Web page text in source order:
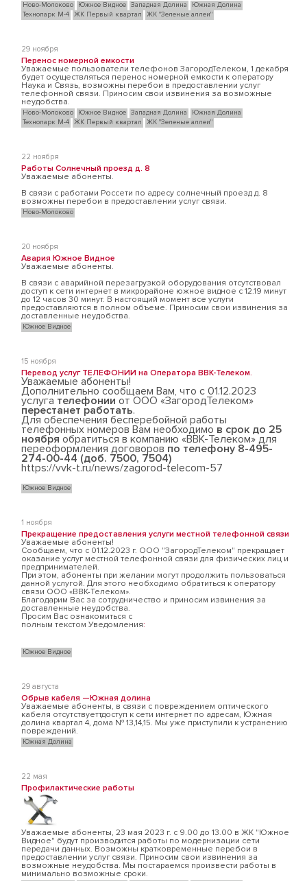
Ново-Молоково Южное Видное Западная Долина
Южная Долина
Технопарк М-4 ЖК Первый квартал ЖК "Зеленые аллеи"
29 ноября
Перенос номерной емкости
Уважаемые пользователи телефонов ЗагородТелеком, 1 декабря
будет осуществляться перенос номерной емкости к оператору
Наука и Связь, возможны перебои в предоставлении услуг
телефонной связи. Приносим свои извинения за возможные
неудобства.
Ново-Молоково Южное Видное Западная Долина
Южная Долина
Технопарк М-4 ЖК Первый квартал ЖК "Зеленые аллеи"
22 ноября
Работы Солнечный проезд д. 8
Уважаемые абоненты.
В связи с работами Россети по адресу солнечный проезд д. 8
возможны перебои в предоставлении услуг связи.
Ново-Молоково
20 ноября
Авария Южное Видное
Уважаемые абоненты.
В связи с аварийной перезагрузкой оборудования отсутствовал
доступ к сети интернет в микрорайоне южное видное с 12.19 минут
до 12 часов 30 минут. В настоящий момент все услуги
предоставляются в полном объеме. Приносим свои извинения за
доставленные неудобства.
Южное Видное
15 ноября
Перевод услуг ТЕЛЕФОНИИ на Оператора ВВК-Телеком.
Уважаемые абоненты!
Дополнительно сообщаем Вам, что с 01.12.2023
услуга телефонии от ООО «ЗагородТелеком»
перестанет работать.
Для обеспечения бесперебойной работы
телефонных номеров Вам необходимо в срок до 25
ноября обратиться в компанию «ВВК-Телеком» для
переоформления договоров по телефону 8-495-
274-00-44 (доб. 7500, 7504)
https://vvk-t.ru/news/zagorod-telecom-57
Южное Видное
1 ноября
Прекращение предоставления услуги местной телефонной связи
Уважаемые абоненты!
Сообщаем, что с 01.12.2023 г. ООО "ЗагородТелеком" прекращает
оказание услуг местной телефонной связи для физических лиц и
предпринимателей.
При этом, абоненты при желании могут продолжить пользоваться
данной услугой. Для этого необходимо обратиться к оператору
связи ООО «ВВК-Телеком».
Благодарим Вас за сотрудничество и приносим извинения за
доставленные неудобства.
Просим Вас ознакомиться с
полным текстом Уведомления:
Южное Видное
29 августа
Обрыв кабеля —Южная долина
Уважаемые абоненты, в связи с повреждением оптического
кабеля отсутствуеттдоступ к сети интернет по адресам, Южная
долина квартал 4, дома № 13,14,15. Мы уже приступили к устранению
повреждений.
Южная Долина
22 мая
Профилактические работы
Уважаемые абоненты, 23 мая 2023 г. с 9.00 до 13.00 в ЖК "Южное
Видное" будут производится работы по модернизации сети
передачи данных. Возможны кратковременные перебои в
предоставлении услуг связи. Приносим свои извинения за
возможные неудобства. Мы постараемся произвести работы в
минимально возможные сроки.